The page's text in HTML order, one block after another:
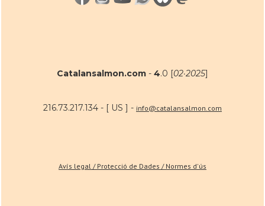
Catalansalmon.com - 4.0 [02·2025]
216.73.217.134 - [ US ] - info@catalansalmon.com
Avís legal / Protecció de Dades / Normes d'ús